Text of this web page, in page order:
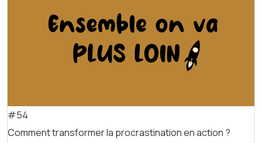
#54
Comment transformer la procrastination en action ?